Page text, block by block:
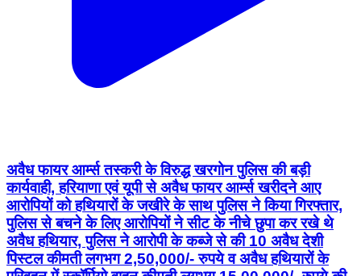
अवैध फायर आर्म्स तस्करी के विरुद्ध खरगोन पुलिस की बड़ी
कार्यवाही, हरियाणा एवं यूपी से अवैध फायर आर्म्स खरीदने आए
आरोपियों को हथियारों के जखीरे के साथ पुलिस ने किया गिरफ्तार,
पुलिस से बचने के लिए आरोपियों ने सीट के नीचे छुपा कर रखे थे
अवैध हथियार, पुलिस ने आरोपी के कब्जे से की 10 अवैध देशी
पिस्टल कीमती लगभग 2,50,000/- रुपये व अवैध हथियारों के